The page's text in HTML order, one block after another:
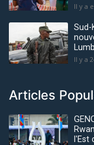
Il y a
Sud-
Il y a
Articles
l'Est